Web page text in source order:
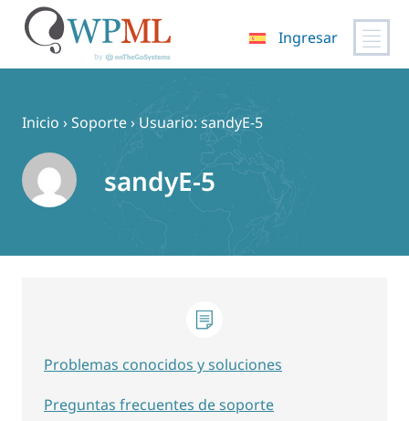
contenido
Ingresar
Inicio ›Soporte› Usuario: sandyE-5
sandyE-5
Problemas conocidos y soluciones
Preguntas frecuentes de soporte